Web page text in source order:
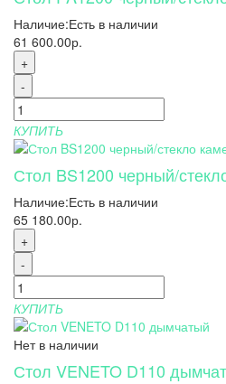
Наличие:Есть в наличии
61 600.00р.
+
-
КУПИТЬ
Стол BS1200 черный/
Наличие:Есть в наличии
65 180.00р.
+
-
КУПИТЬ
Нет в наличии
Стол VENETO D110